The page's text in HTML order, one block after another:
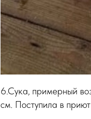
6.Сука, примерный
см. Поступила в